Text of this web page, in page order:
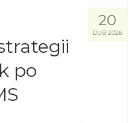
20
DUB 2026
po